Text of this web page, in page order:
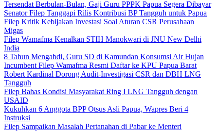
Tersendat Berbulan-Bulan, Gaji Guru PPPK Papua Segera Dibayar
Senator Filep Tanggapi Rilis Kontribusi BP Tangguh untuk Papua
Filep Kritik Kebijakan Investasi Soal Aturan CSR Perusahaan
Migas
Filep Wamafma Kenalkan STIH Manokwari di JNU New Delhi
India
8 Tahun Mengabdi, Guru SD di Kamundan Konsumsi Air Hujan
Incumbent Filep Wamafma Resmi Daftar ke KPU Papua Barat
Robert Kardinal Dorong Audit-Investigasi CSR dan DBH LNG
Tangguh
Filep Bahas Kondisi Masyarakat Ring I LNG Tangguh dengan
USAID
Kukuhkan 6 Anggota BPP Otsus Asli Papua, Wapres Beri 4
Instruksi
Filep Sampaikan Masalah Pertanahan di Pabar ke Menteri